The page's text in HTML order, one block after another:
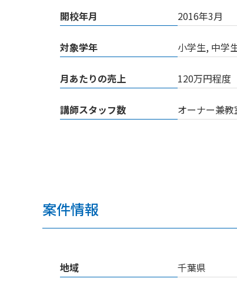
開校年月 2016年3月
対象学年 小学生, 中学
月あたりの売上 120万円程度
講師スタッフ数 オーナー兼
案件情報
地域 千葉県